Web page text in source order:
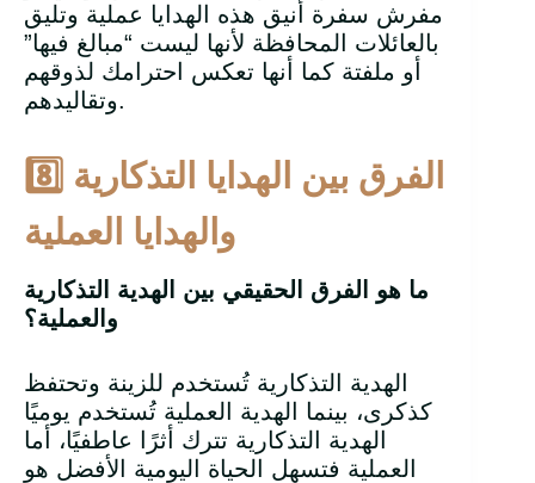
مفرش سفرة أنيق هذه الهدايا عملية وتليق
بالعائلات المحافظة لأنها ليست “مبالغ فيها”
أو ملفتة كما أنها تعكس احترامك لذوقهم
وتقاليدهم.
8️ الفرق بين الهدايا التذكارية
والهدايا العملية
ما هو الفرق الحقيقي بين الهدية التذكارية
والعملية؟
الهدية التذكارية تُستخدم للزينة وتحتفظ
كذكرى، بينما الهدية العملية تُستخدم يوميًا
الهدية التذكارية تترك أثرًا عاطفيًا، أما
العملية فتسهل الحياة اليومية الأفضل هو